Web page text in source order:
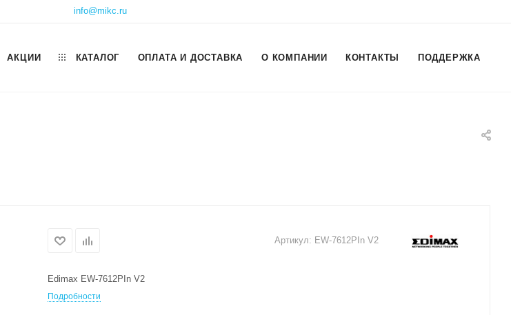
info@mikc.ru
АКЦИИ КАТАЛОГ ОПЛАТА И ДОСТАВКА О КОМПАНИИ КОНТАКТЫ ПОДДЕРЖКА
Артикул: EW-7612PIn V2
Edimax EW-7612PIn V2
Подробности